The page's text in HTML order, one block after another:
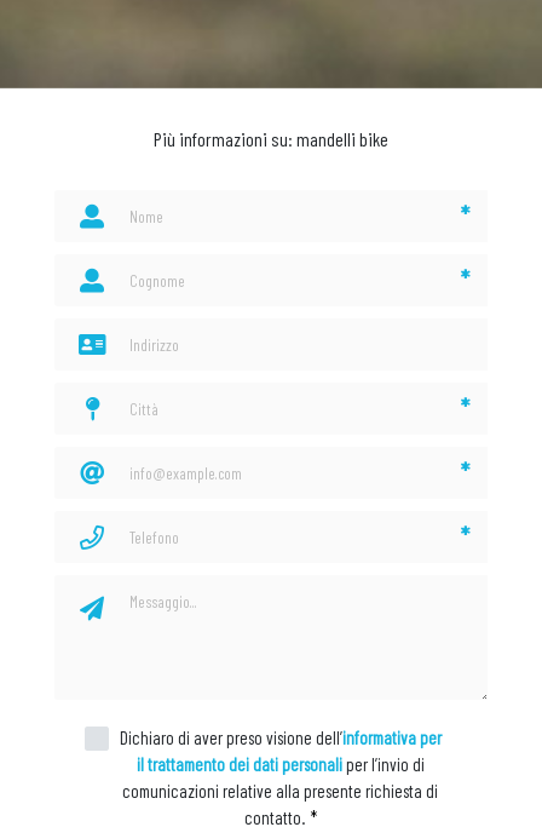
Più informazioni su: mandelli bike
*
*
*
*
*
Dichiaro di aver preso visione dell’informativa per
il trattamento dei dati personaliper l’invio di
comunicazioni relative alla presente richiesta di
contatto. *